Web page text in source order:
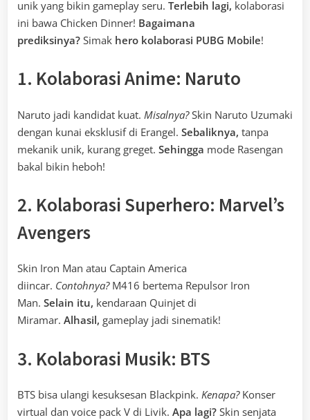
unik yang bikin gameplay seru. Terlebih lagi, kolaborasi
ini bawa Chicken Dinner! Bagaimana
prediksinya? Simak hero kolaborasi PUBG Mobile!
1. Kolaborasi Anime: Naruto
Naruto jadi kandidat kuat. Misalnya?Skin Naruto Uzumaki
dengan kunai eksklusif di Erangel. Sebaliknya, tanpa
mekanik unik, kurang greget. Sehingga mode Rasengan
bakal bikin heboh!
2. Kolaborasi Superhero: Marvel’s
Avengers
Skin Iron Man atau Captain America
diincar. Contohnya?M416 bertema Repulsor Iron
Man. Selain itu, kendaraan Quinjet di
Miramar. Alhasil, gameplay jadi sinematik!
3. Kolaborasi Musik: BTS
BTS bisa ulangi kesuksesan Blackpink. Kenapa?Konser
virtual dan voice pack V di Livik. Apa lagi? Skin senjata